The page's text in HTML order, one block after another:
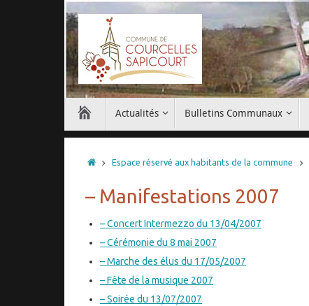
Passer
contenu
Actualités Bulletins Communaux
AccueilEspace réservé aux habitants de la commune
– Manifestations 2007
– Concert Intermezzo du 13/04/2007
– Cérémonie du 8 mai 2007
– Marche des élus du 17/05/2007
– Fête de la musique 2007
– Soirée du 13/07/2007